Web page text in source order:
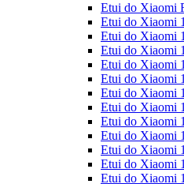
Etui do Xiaomi
Etui do Xiaomi
Etui do Xiaomi
Etui do Xiaomi
Etui do Xiaomi
Etui do Xiaomi
Etui do Xiaomi
Etui do Xiaomi
Etui do Xiaomi
Etui do Xiaomi
Etui do Xiaomi
Etui do Xiaomi
Etui do Xiaomi